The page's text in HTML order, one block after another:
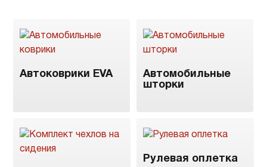
Автоковрики EVA
Автомобильные
шторки
Рулевая оплетка